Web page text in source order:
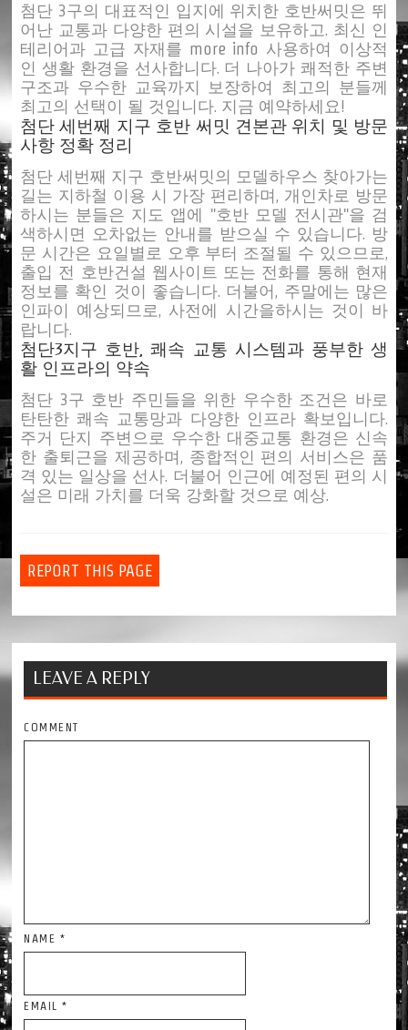
첨단 3구의 대표적인 입지에 위치한 호반써밋은 뛰
어난 교통과 다양한 편의 시설을 보유하고. 최신 인
테리어과 고급 자재를 more info 사용하여 이상적
인 생활 환경을 선사합니다. 더 나아가 쾌적한 주변
구조과 우수한 교육까지 보장하여 최고의 분들께
최고의 선택이 될 것입니다. 지금 예약하세요!
첨단 세번째 지구 호반 써밋 견본관 위치 및 방문
사항 정확 정리
첨단 세번째 지구 호반써밋의 모델하우스 찾아가는
길는 지하철 이용 시 가장 편리하며, 개인차로 방문
하시는 분들은 지도 앱에 "호반 모델 전시관"을 검
색하시면 오차없는 안내를 받으실 수 있습니다. 방
문 시간은 요일별로 오후 부터 조절될 수 있으므로,
출입 전 호반건설 웹사이트 또는 전화를 통해 현재
정보를 확인 것이 좋습니다. 더불어, 주말에는 많은
인파이 예상되므로, 사전에 시간을하시는 것이 바
랍니다.
첨단3지구 호반, 쾌속 교통 시스템과 풍부한 생
활 인프라의 약속
첨단 3구 호반 주민들을 위한 우수한 조건은 바로
탄탄한 쾌속 교통망과 다양한 인프라 확보입니다.
주거 단지 주변으로 우수한 대중교통 환경은 신속
한 출퇴근을 제공하며, 종합적인 편의 서비스은 품
격 있는 일상을 선사. 더불어 인근에 예정된 편의 시
설은 미래 가치를 더욱 강화할 것으로 예상.
REPORT THIS PAGE
LEAVE A REPLY
COMMENT
NAME *
EMAIL*